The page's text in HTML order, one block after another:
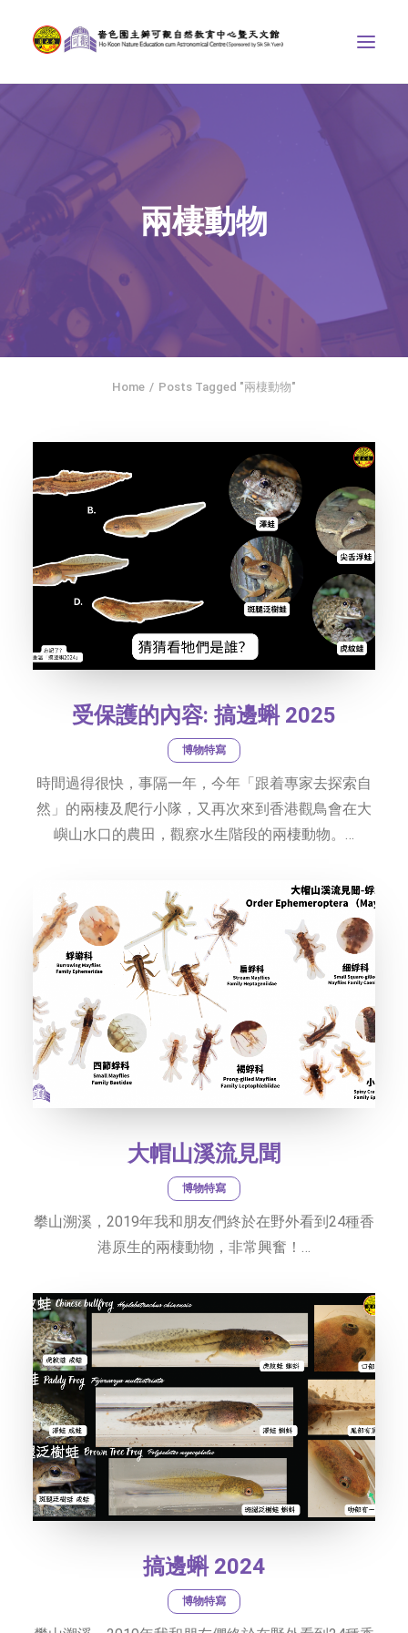
博物天地
比賽/專題計劃
SEARCH
社交平台
字型大小
兩棲動物
Home Posts Tagged "兩棲動物"
受保護的內容: 搞邊蝌 2025
博物特寫
時間過得很快，事隔一年，今年「跟着專家去探索自
然」的兩棲及爬行小隊，又再次來到香港觀鳥會在大
嶼山水口的農田，觀察水生階段的兩棲動物。…
大帽山溪流見聞
博物特寫
攀山溯溪，2019年我和朋友們終於在野外看到24種香
港原生的兩棲動物，非常興奮！…
搞邊蝌 2024
博物特寫